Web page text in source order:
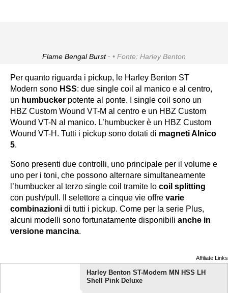
Flame Bengal Burst · Fonte: Harley Benton
Per quanto riguarda i pickup, le Harley Benton ST
Modern sono HSS: due single coil al manico e al centro,
un humbucker potente al ponte. I single coil sono un
HBZ Custom Wound VT-M al centro e un HBZ Custom
Wound VT-N al manico. L’humbucker è un HBZ Custom
Wound VT-H. Tutti i pickup sono dotati di magneti Alnico
5.
Sono presenti due controlli, uno principale per il volume e
uno per i toni, che possono alternare simultaneamente
l’humbucker al terzo single coil tramite lo coil splitting
con push/pull. Il selettore a cinque vie offre varie
combinazioni di tutti i pickup. Come per la serie Plus,
alcuni modelli sono fortunatamente disponibili anche in
versione mancina.
Affiliate Links
Harley Benton ST-Modern MN HSS LH
Shell Pink Deluxe